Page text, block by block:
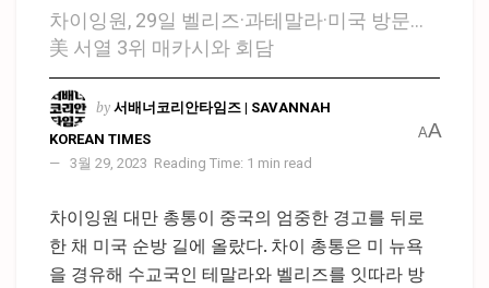
차이잉원, 29일 벨리즈·과테말라·미국 방문…
美 서열 3위 매카시와 회담
by 서배너코리안타임즈 | SAVANNAH
KOREAN TIMES
3월 29, 2023 Reading Time: 1 min read
AA
차이잉원 대만 총통이 중국의 엄중한 경고를 뒤로
한 채 미국 순방 길에 올랐다. 차이 총통은 미 뉴욕
을 경유해 수교국인 테말라와 벨리즈를 잇따라 방